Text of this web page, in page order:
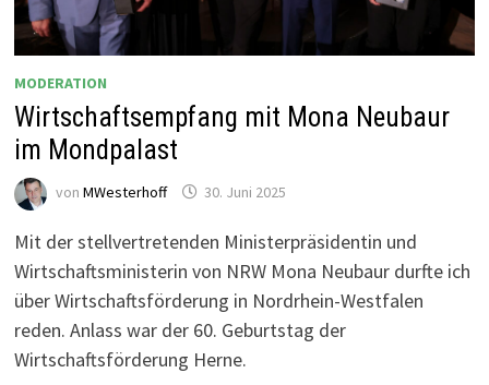
MODERATION
Wirtschaftsempfang mit Mona Neubaur
im Mondpalast
von MWesterhoff 30. Juni 2025
Mit der stellvertretenden Ministerpräsidentin und
Wirtschaftsministerin von NRW Mona Neubaur durfte ich
über Wirtschaftsförderung in Nordrhein-Westfalen
reden. Anlass war der 60. Geburtstag der
Wirtschaftsförderung Herne.